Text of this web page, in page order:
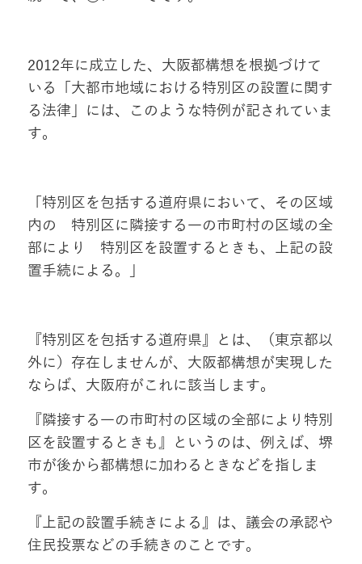
2012年に成立した、大阪都構想を根拠づけて
いる「大都市地域における特別区の設置に関す
る法律」には、このような特例が記されていま
す。
「特別区を包括する道府県において、その区域
内の 特別区に隣接する一の市町村の区域の全
部により 特別区を設置するときも、上記の設
置手続による。」
『特別区を包括する道府県』とは、（東京都以
外に）存在しませんが、大阪都構想が実現した
ならば、大阪府がこれに該当します。
『隣接する一の市町村の区域の全部により特別
区を設置するときも』というのは、例えば、堺
市が後から都構想に加わるときなどを指しま
す。
『上記の設置手続きによる』は、議会の承認や
住民投票などの手続きのことです。